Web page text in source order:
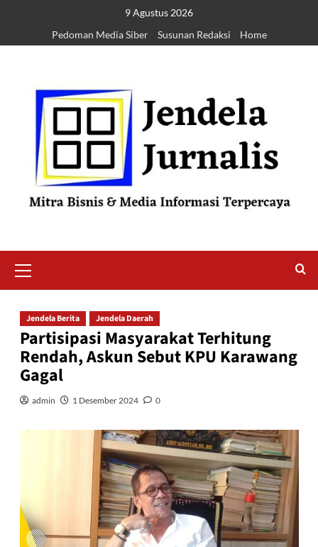
9 Agustus 2026
Pedoman Media Siber
Susunan Redaksi Home
Jendela Berita Jendela Daerah
Partisipasi Masyarakat Terhitung
Rendah, Askun Sebut KPU Karawang
Gagal
admin 1 Desember 2024 0